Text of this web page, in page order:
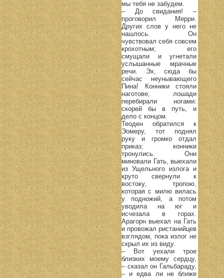
мы тебя не забудем.
– До свидания! –
проговорил Мерри.
Других слов у него не
нашлось. Он
чувствовал себя совсем
крохотным; его
смущали и угнетали
услышанные мрачные
речи. Эх, сюда бы
сейчас неунывающего
Пина! Конники стояли
наготове, лошади
перебирали ногами:
скорей бы в путь, и
дело с концом.
Теоден обратился к
Эомеру, тот поднял
руку и громко отдал
приказ; конники
тронулись. Они
миновали Гать, выехали
из Ущельного излога и
круто свернули к
востоку, тропою,
которая с милю вилась
у подножий, а потом
уводила на юг и
исчезала в горах.
Арагорн выехал на Гать
и провожал ристанийцев
взглядом, пока излог не
скрыл их из виду.
– Вот уехали трое
близких моему сердцу,
– сказал он Гальбараду,
– и едва ли не ближе